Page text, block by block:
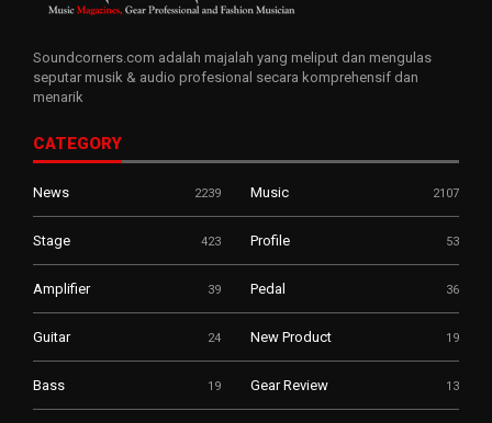
Soundcorners.com adalah majalah yang meliput dan mengulas
seputar musik & audio profesional secara komprehensif dan
menarik
CATEGORY
News 2239 Music 2107
Stage 423 Profile 53
Amplifier 39 Pedal 36
Guitar 24 New Product 19
Bass 19 Gear Review 13